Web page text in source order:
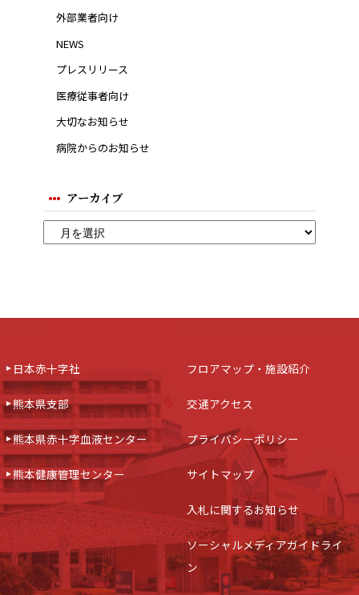
外部業者向け
NEWS
プレスリリース
医療従事者向け
大切なお知らせ
病院からのお知らせ
アーカイブ
日本赤十字社
熊本県支部
熊本県赤十字血液センター
熊本健康管理センター
フロアマップ・施設紹介
交通アクセス
プライバシーポリシー
サイトマップ
入札に関するお知らせ
ソーシャルメディアガイドライ
ン